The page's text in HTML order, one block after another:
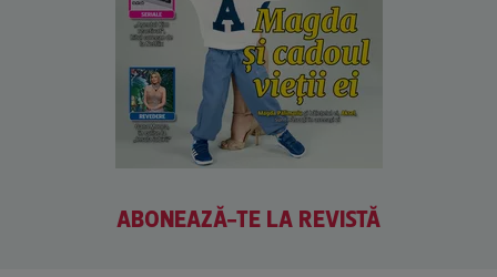
ABONEAZĂ-TE LA REVISTĂ